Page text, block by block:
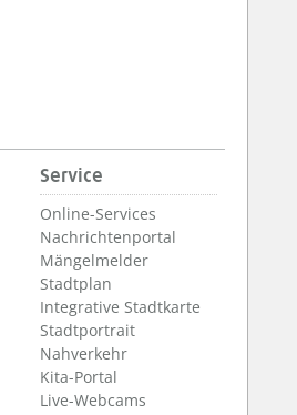
Service
Online-Services
Nachrichtenportal
Mängelmelder
Stadtplan
Integrative Stadtkarte
Stadtportrait
Nahverkehr
Kita-Portal
Live-Webcams